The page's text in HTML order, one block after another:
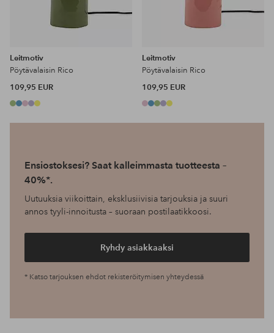
Leitmotiv
Pöytävalaisin Rico
109,95 EUR
Leitmotiv
Pöytävalaisin Rico
109,95 EUR
Ensiostoksesi? Saat kalleimmasta tuotteesta –
40%*.
Uutuuksia viikoittain, eksklusiivisia tarjouksia ja suuri
annos tyyli-innoitusta – suoraan postilaatikkoosi.
Ryhdy asiakkaaksi
* Katso tarjouksen ehdot rekisteröitymisen yhteydessä